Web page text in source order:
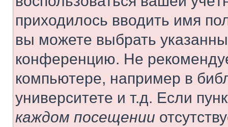
приходилось вводить имя
вы можете выбрать
конференцию. Не
компьютере, например в
университете и т.д. Если
каждом посещении